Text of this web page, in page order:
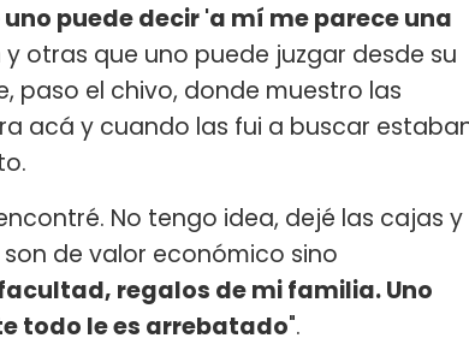
puede decir 'a mí me parece una
otras que uno puede juzgar desde su
paso el chivo, donde muestro las
acá y cuando las fui a buscar
No tengo idea, dejé las cajas y
de valor económico sino
regalos de mi familia. Uno
todo le es arrebatado".